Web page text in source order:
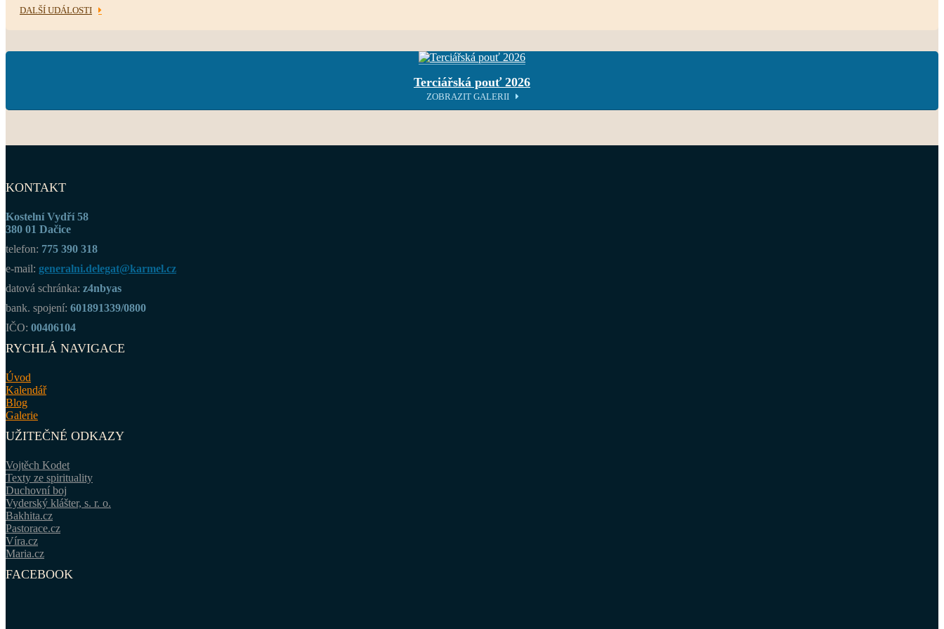
DALŠÍ UDÁLOSTI
Terciářská pouť 2026
ZOBRAZIT GALERII
KONTAKT
Kostelní Vydří 58
380 01 Dačice
telefon: 775 390 318
e-mail: generalni.delegat@karmel.cz
datová schránka: z4nbyas
bank. spojení: 601891339/0800
IČO: 00406104
RYCHLÁ NAVIGACE
Úvod
Kalendář
Blog
Galerie
UŽITEČNÉ ODKAZY
Vojtěch Kodet
Texty ze spirituality
Duchovní boj
Vyderský klášter, s. r. o.
Bakhita.cz
Pastorace.cz
Víra.cz
Maria.cz
FACEBOOK